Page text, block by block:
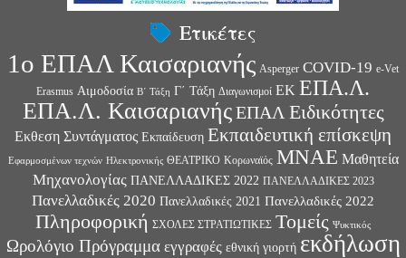
Ετικέτες
1ο ΕΠΑΛ Καισαριανής Asperger COVID-19 e-Vet
Erasmus Αιμοδοσία Β΄ Τάξη Γ΄ Τάξη Διαγωνισμοί ΕΚ ΕΠΑ.Λ.
ΕΠΑ.Λ. Καισαριανής ΕΠΑΛ Ειδικότητες
Εκθεση Συντάγματος Εκπαίδευση Εκπαιδευτική επίσκεψη
Εφαρμοσμένων τεχνών Ηλεκτρονικής ΘΕΑΤΡΙΚΟ Κορωναϊός ΜΝΑΕ Μαθητεία
Μηχανολογίας ΠΑΝΕΛΛΑΔΙΚΕΣ 2022 ΠΑΝΕΛΛΑΔΙΚΕΣ 2023
Πανελλαδικές 2020 Πανελλαδικές 2021 Πανελλαδικές 2022
Πληροφορική ΣΧΟΛΕΣ ΣΤΡΑΤΙΩΤΙΚΕΣ Τομείς Ψυκτικός
Ωρολόγιο Πρόγραμμα εγγραφές εθνική γιορτή εκδήλωση